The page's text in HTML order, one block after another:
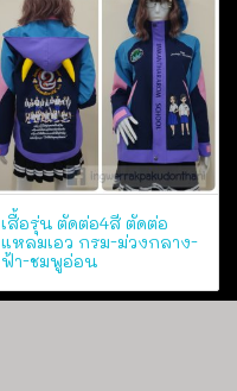
เสื้อรุ่น ตัดต่อ4สี ตัดต่อ
แหลมเอว กรม-ม่วงกลาง-
ฟ้า-ชมพูอ่อน